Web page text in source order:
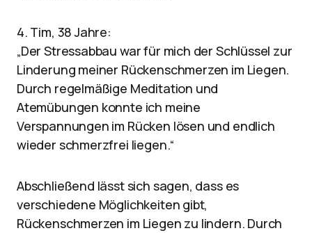
4. Tim, 38 Jahre:
„Der Stressabbau war für mich der Schlüssel zur
Linderung meiner Rückenschmerzen im Liegen.
Durch regelmäßige Meditation und
Atemübungen konnte ich meine
Verspannungen im Rücken lösen und endlich
wieder schmerzfrei liegen.“
Abschließend lässt sich sagen, dass es
verschiedene Möglichkeiten gibt,
Rückenschmerzen im Liegen zu lindern. Durch